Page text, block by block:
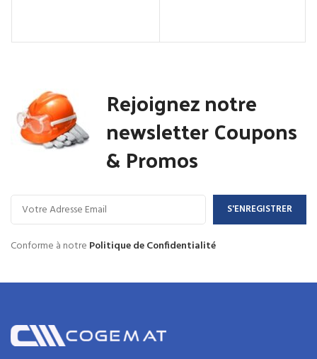
Rejoignez notre
newsletter Coupons
& Promos
Conforme à notre Politique de Confidentialité